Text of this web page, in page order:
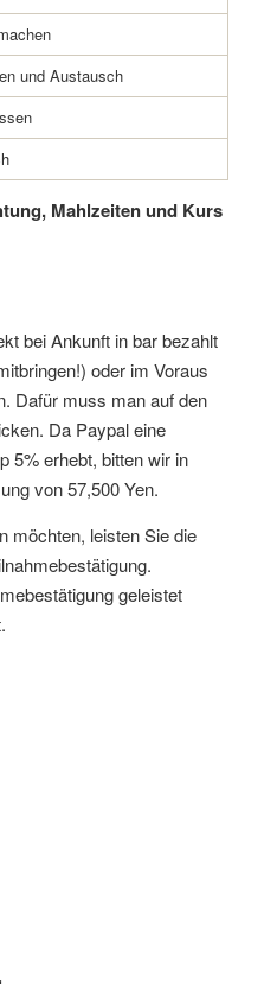
und Austausch
Mahlzeiten und Kurs
bei Ankunft in bar bezahlt
oder im Voraus
Dafür muss man auf den
Da Paypal eine
5% erhebt, bitten wir in
von 57,500 Yen.
möchten, leisten Sie die
geleistet